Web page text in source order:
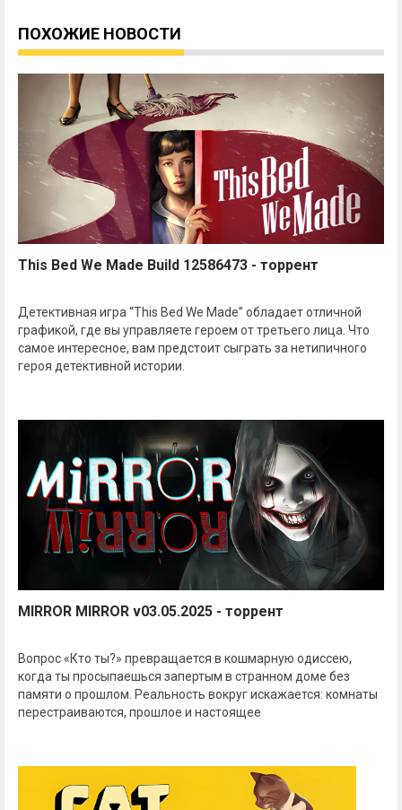
ПОХОЖИЕ НОВОСТИ
This Bed We Made Build 12586473 - торрент
Детективная игра “This Bed We Made” обладает отличной
графикой, где вы управляете героем от третьего лица. Что
самое интересное, вам предстоит сыграть за нетипичного
героя детективной истории.
MIRROR MIRROR v03.05.2025 - торрент
Вопрос «Кто ты?» превращается в кошмарную одиссею,
когда ты просыпаешься запертым в странном доме без
памяти о прошлом. Реальность вокруг искажается: комнаты
перестраиваются, прошлое и настоящее